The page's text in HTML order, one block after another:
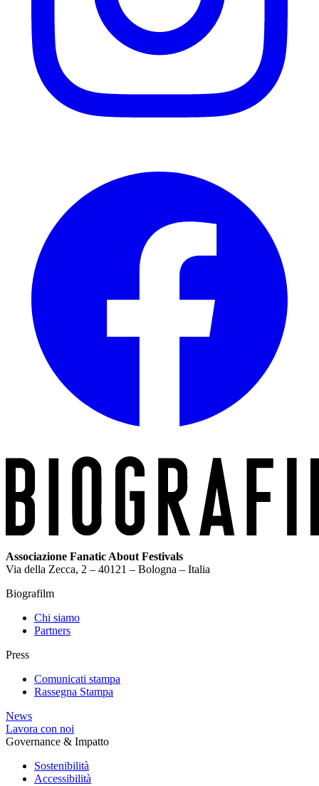
Associazione Fanatic About Festivals
Via della Zecca, 2 – 40121 – Bologna – Italia
Biografilm
Chi siamo
Partners
Press
Comunicati stampa
Rassegna Stampa
News
Lavora con noi
Governance & Impatto
Sostenibilità
Accessibilità